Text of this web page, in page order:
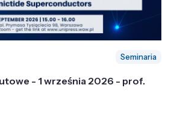
Seminaria
- 1 września 2026 - prof.